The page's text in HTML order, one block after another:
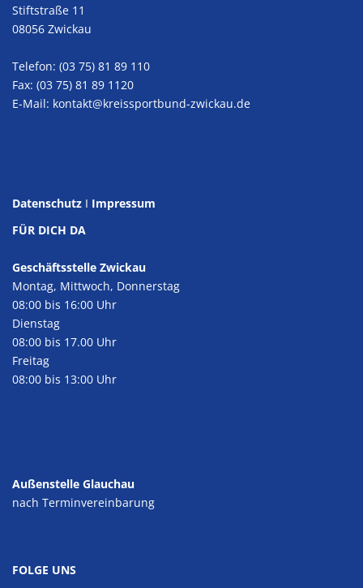
Stiftstraße 11
08056 Zwickau
Telefon: (03 75) 81 89 110
Fax: (03 75) 81 89 1120
E-Mail: kontakt@kreissportbund-zwickau.de
Datenschutz I Impressum
FÜR DICH DA
Geschäftsstelle Zwickau
Montag, Mittwoch, Donnerstag
08:00 bis 16:00 Uhr
Dienstag
08:00 bis 17.00 Uhr
Freitag
08:00 bis 13:00 Uhr
Außenstelle Glauchau
nach Terminvereinbarung
FOLGE UNS